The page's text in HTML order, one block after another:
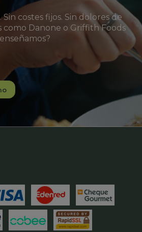
costes fijos. Sin dolores de
como Danone o Griffith Foods